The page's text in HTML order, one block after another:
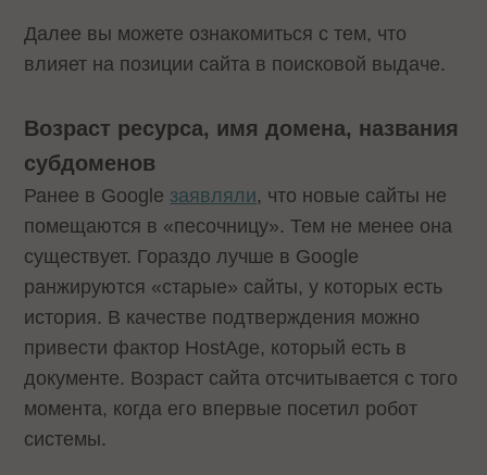
Далее вы можете ознакомиться с тем, что
влияет на позиции сайта в поисковой выдаче.
Возраст ресурса, имя домена, названия
субдоменов
Ранее в Google заявляли, что новые сайты не
помещаются в «песочницу». Тем не менее она
существует. Гораздо лучше в Google
ранжируются «старые» сайты, у которых есть
история. В качестве подтверждения можно
привести фактор HostAge, который есть в
документе. Возраст сайта отсчитывается с того
момента, когда его впервые посетил робот
системы.